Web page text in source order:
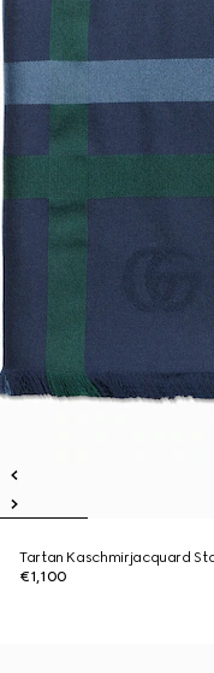
Tartan Kaschmirjacquard
€1,100